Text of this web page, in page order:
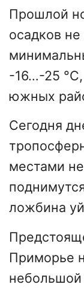
Прошлой
осадков
-16…-25
южных
Сегодня
местами
ложбина
Приморье
небольшой